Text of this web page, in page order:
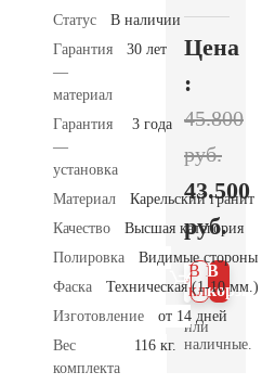
Статус
В наличии
Гарантия
—
материал
30 лет
Гарантия
—
установка
3 года
Материал
Карельский гранит
Качество
Высшая категория
Полировка
Видимые стороны
Фаска
Техническая (1-10 мм.)
Изготовление
от 14 дней
Вес
комплекта
116 кг.
Цена
:
45.800
руб.
43.500
руб.
В
В 1
клик
или
наличные.